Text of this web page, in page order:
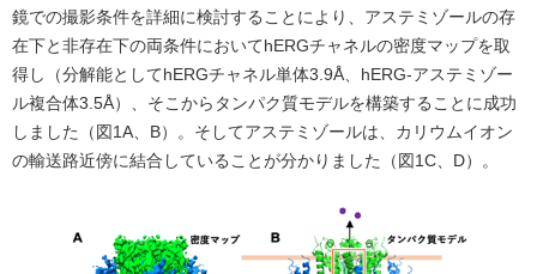
鏡での撮影条件を詳細に検討することにより、アステミゾールの存
在下と非存在下の両条件においてhERGチャネルの密度マップを取
得し（分解能としてhERGチャネル単体3.9Å、hERG-アステミゾー
ル複合体3.5Å）、そこからタンパク質モデルを構築することに成功
しました（図1A、B）。そしてアステミゾールは、カリウムイオン
の輸送路近傍に結合していることが分かりました（図1C、D）。